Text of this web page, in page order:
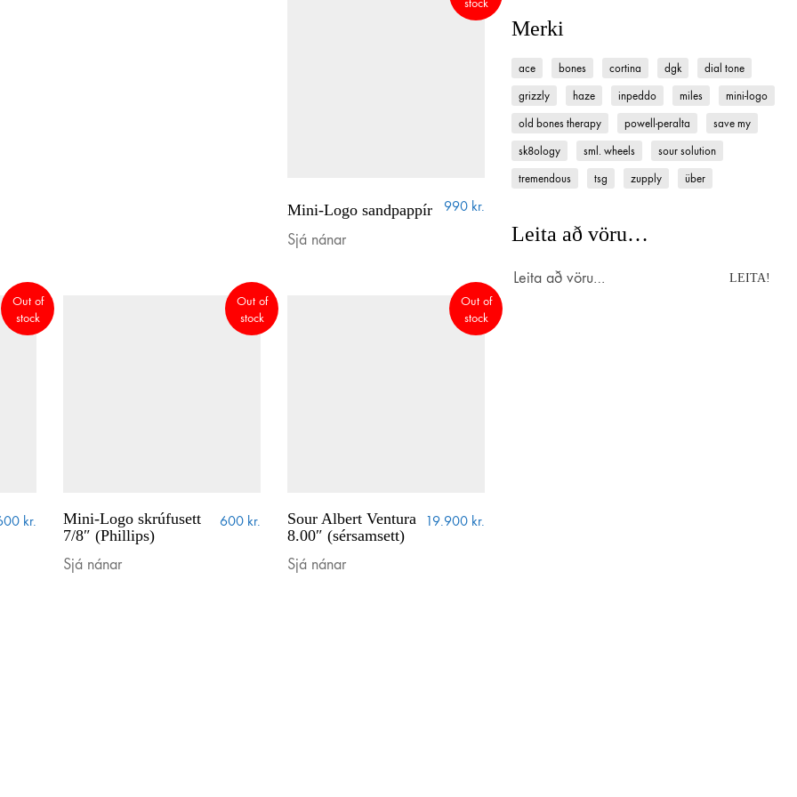
stock
Mini-Logo sandpappír
Sjá nánar
990 kr.
Out of
stock
kr.
Out of
stock
Mini-Logo skrúfusett
7/8″ (Phillips)
Sjá nánar
600 kr.
Out of
stock
Sour Albert Ventura
8.00″ (sérsamsett)
Sjá nánar
19.900 kr.
Merki
ace bones cortina dgk dial tone
grizzly haze inpeddo miles mini-logo
old bones therapy powell-peralta save my
sk8ology sml. wheels sour solution
tremendous tsg zupply über
Leita að vöru…
Search
LEITA!
hjólabrettum!
á Íslandi, meðal annars með því að fræða nýja (og gamla!) hjólabrettaiðkendur um allt sem viðkemur